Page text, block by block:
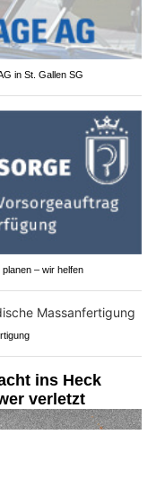
in St. Gallen SG
– wir helfen
ins Heck
verletzt